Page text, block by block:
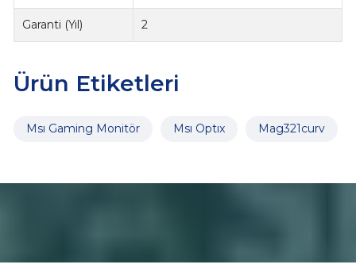
Garanti (Yıl) 2
Ürün Etiketleri
Msı Gaming Monitör Msı Optıx Mag321curv